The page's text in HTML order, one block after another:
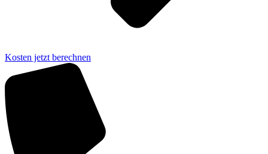
Kosten jetzt berechnen